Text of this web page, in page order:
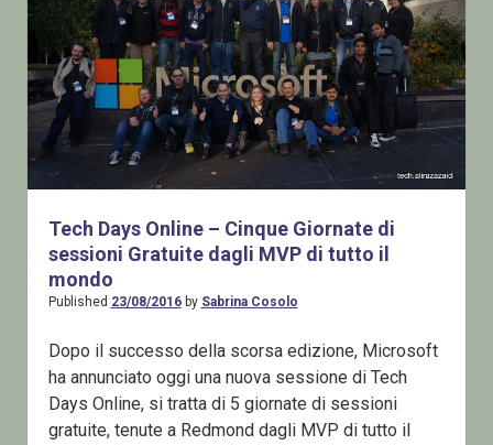
Tech Days Online – Cinque Giornate di
sessioni Gratuite dagli MVP di tutto il
mondo
Published 23/08/2016by Sabrina Cosolo
Dopo il successo della scorsa edizione, Microsoft
ha annunciato oggi una nuova sessione di Tech
Days Online, si tratta di 5 giornate di sessioni
gratuite, tenute a Redmond dagli MVP di tutto il